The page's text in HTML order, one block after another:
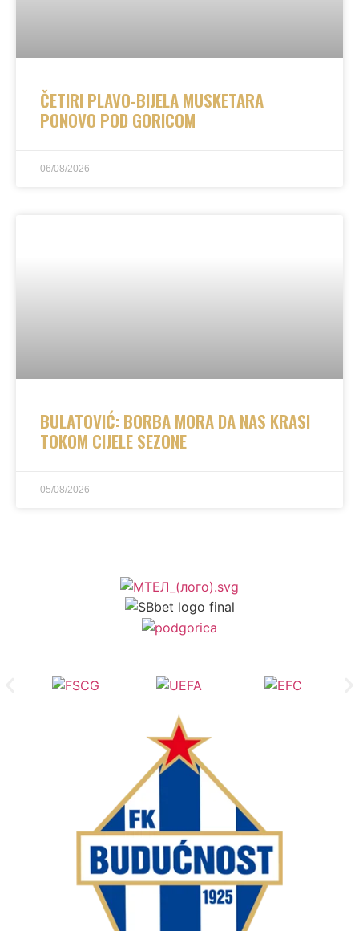
ČETIRI PLAVO-BIJELA MUSKETARA
PONOVO POD GORICOM
06/08/2026
BULATOVIĆ: BORBA MORA DA NAS KRASI
TOKOM CIJELE SEZONE
05/08/2026